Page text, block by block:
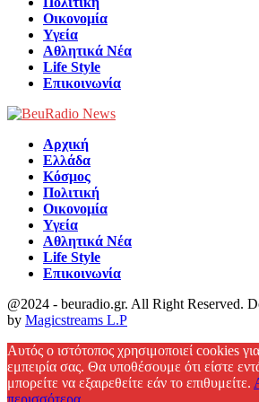
Οικονομία
Υγεία
Αθλητικά Νέα
Life Style
Επικοινωνία
Αρχική
Ελλάδα
Κόσμος
Πολιτική
Οικονομία
Υγεία
Αθλητικά Νέα
Life Style
Επικοινωνία
@2024 - beuradio.gr. All Right Reserved.
by Magicstreams L.P
Αυτός ο ιστότοπος χρησιμοποιεί cookies
εμπειρία σας. Θα υποθέσουμε ότι είστε
μπορείτε να εξαιρεθείτε εάν το επιθυμείτε.
περισσότερα